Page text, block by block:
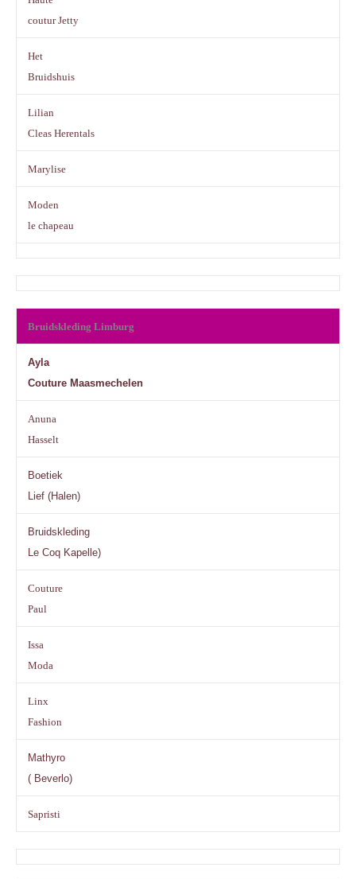
coutur Jetty
Het
Bruidshuis
Lilian
Cleas Herentals
Marylise
Moden
le chapeau
Bruidskleding Limburg
Ayla
Couture Maasmechelen
Anuna
Hasselt
Boetiek
Lief (Halen)
Bruidskleding
Le Coq Kapelle)
Couture
Paul
Issa
Moda
Linx
Fashion
Mathyro
( Beverlo)
Sapristi